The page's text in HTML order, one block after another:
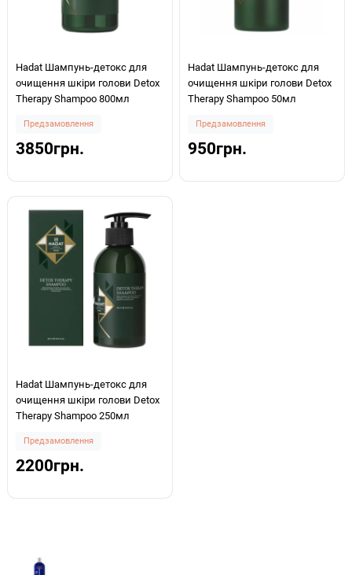
Hadat Шампунь-детокс для
очищення шкіри голови Detox
Therapy Shampoo 800мл
Предзамовлення
3850грн.
Hadat Шампунь-детокс для
очищення шкіри голови Detox
Therapy Shampoo 50мл
Предзамовлення
950грн.
Hadat Шампунь-детокс для
очищення шкіри голови Detox
Therapy Shampoo 250мл
Предзамовлення
2200грн.